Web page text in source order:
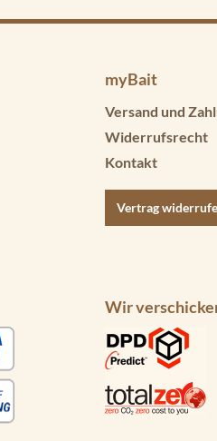
myBait
Versand und
Widerrufsrecht
Kontakt
Vertrag
Wir